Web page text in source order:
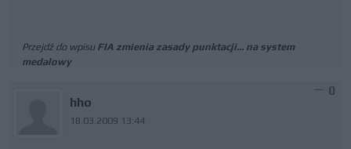
Przejdź do wpisu FIA zmienia zasady punktacji... na system
medalowy
hho
18.03.2009 13:44
0